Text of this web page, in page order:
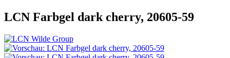
LCN Farbgel dark cherry, 20605-59